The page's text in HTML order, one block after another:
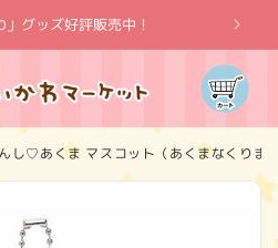
」グッズ好評販売中！
カ
ー
ト
し♡あくま マスコット（あくまなくりま